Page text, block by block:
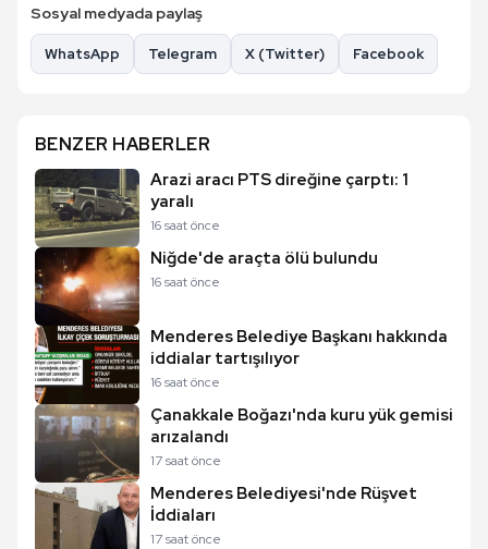
Sosyal medyada paylaş
WhatsApp Telegram X (Twitter) Facebook
BENZER HABERLER
Arazi aracı PTS direğine çarptı: 1
yaralı
16 saat önce
Niğde'de araçta ölü bulundu
16 saat önce
Menderes Belediye Başkanı hakkında
iddialar tartışılıyor
16 saat önce
Çanakkale Boğazı'nda kuru yük gemisi
arızalandı
17 saat önce
Menderes Belediyesi'nde Rüşvet
İddiaları
17 saat önce